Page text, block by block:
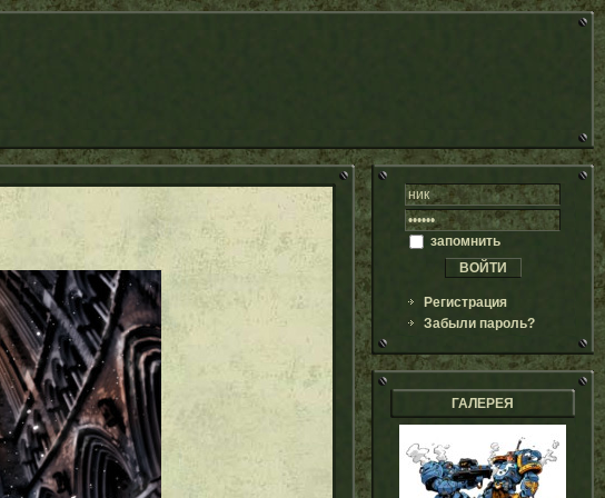
запомнить
Регистрация
Забыли пароль?
ГАЛЕРЕЯ